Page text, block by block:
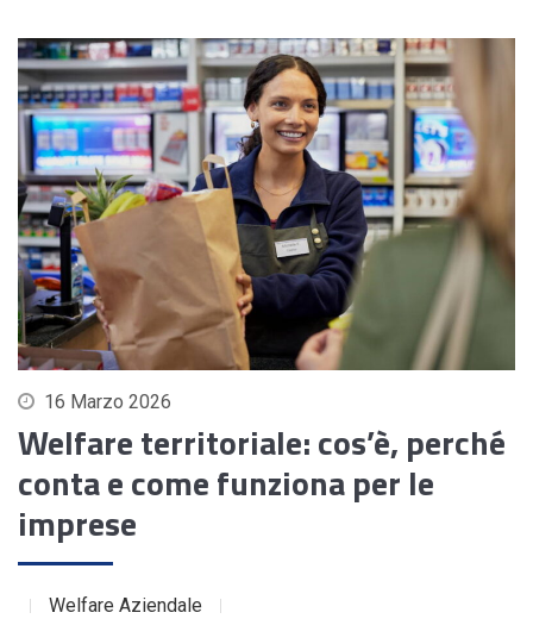
16 Marzo 2026
Welfare territoriale: cos’è, perché
conta e come funziona per le
imprese
Welfare Aziendale